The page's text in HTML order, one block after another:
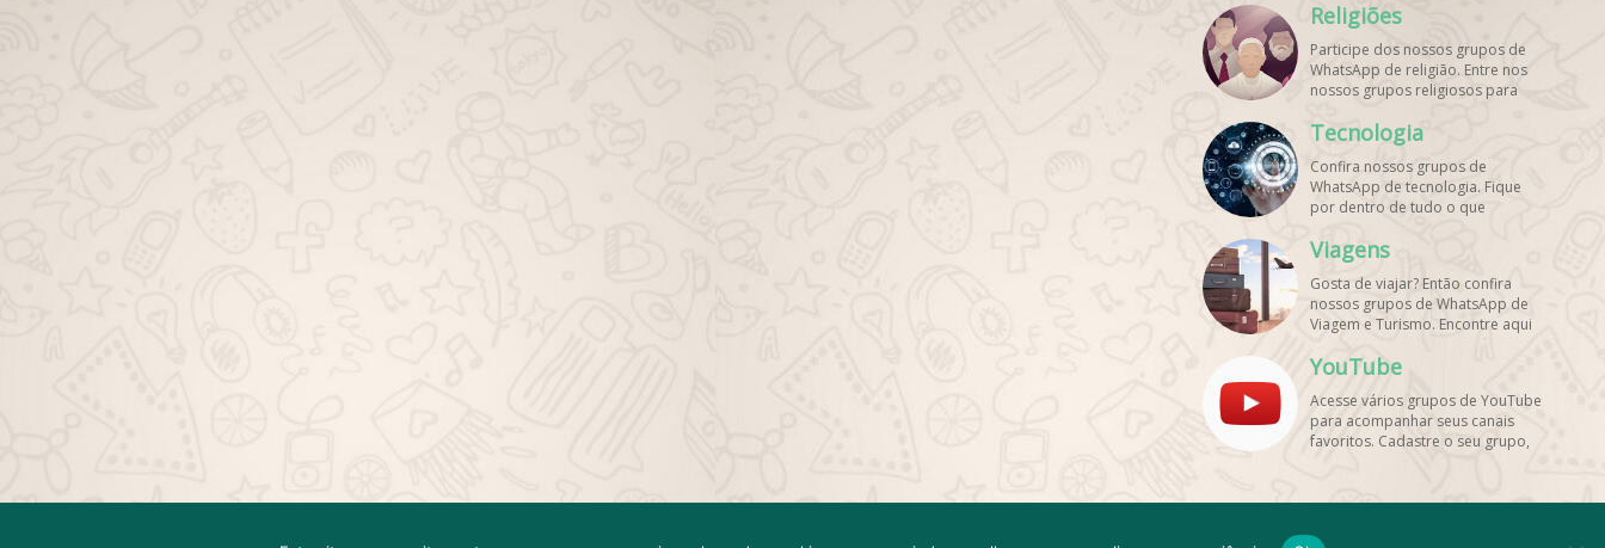
mais grupos de WhatsApp é de
graça!
Religiões
Participe dos nossos grupos de
WhatsApp de religião. Entre nos
nossos grupos religiosos para
só fé! Entre agora!
Tecnologia
Confira nossos grupos de
WhatsApp de tecnologia. Fique
por dentro de tudo o que
Aqui tem os grupos de WhatsApp
é de graça!
Viagens
Gosta de viajar? Então confira
nossos grupos de WhatsApp de
Viagem e Turismo. Encontre aqui
é de graça! Compartilhe com os
YouTube
Acesse vários grupos de YouTube
para acompanhar seus canais
favoritos. Cadastre o seu grupo,
melhores grupos de WhatsApp, é